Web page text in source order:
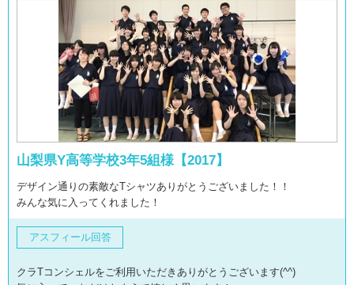
山梨県Y高等学校3年5組様【2017】
デザイン通りの素敵なTシャツありがとうございました！！
みんな気に入ってくれました！
アスフィール回答
クラTコンシェルをご利用いただきありがとうございます(^^)